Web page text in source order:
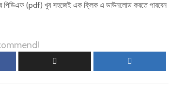
পিডিএফ (pdf) খুব সহজেই এক ক্লিক এ ডাউনলোড করতে পারবেন